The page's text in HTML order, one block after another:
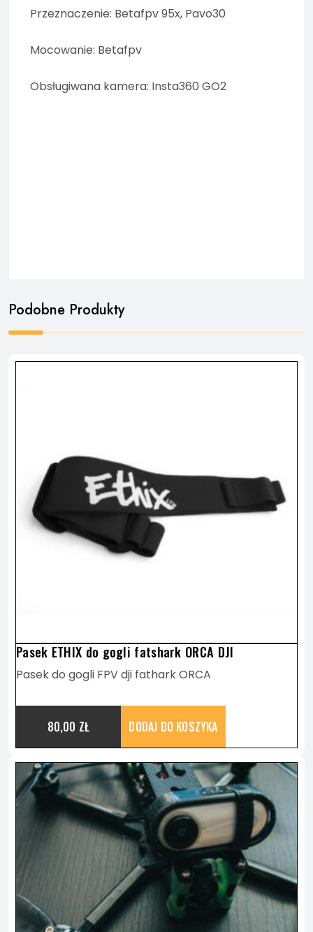
Przeznaczenie: Betafpv 95x, Pavo30
Mocowanie: Betafpv
Obsługiwana kamera: Insta360 GO2
Podobne Produkty
Pasek ETHIX do gogli fatshark ORCA DJI
Pasek do gogli FPV dji fathark ORCA
80,00 ZŁ DODAJ DO KOSZYKA